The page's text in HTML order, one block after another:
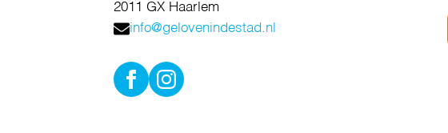
2011 GX Haarlem
info@gelovenindestad.nl